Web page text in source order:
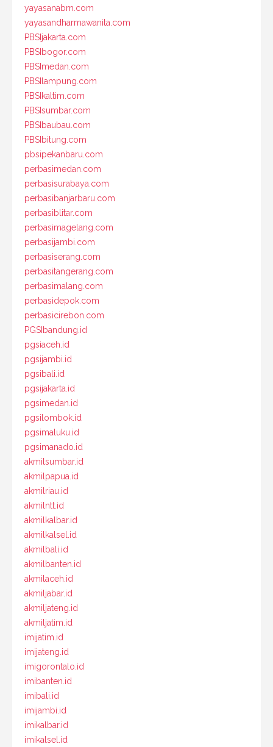
yayasanabm.com
yayasandharmawanita.com
PBSIjakarta.com
PBSIbogor.com
PBSImedan.com
PBSIlampung.com
PBSIkaltim.com
PBSIsumbar.com
PBSIbaubau.com
PBSIbitung.com
pbsipekanbaru.com
perbasimedan.com
perbasisurabaya.com
perbasibanjarbaru.com
perbasiblitar.com
perbasimagelang.com
perbasijambi.com
perbasiserang.com
perbasitangerang.com
perbasimalang.com
perbasidepok.com
perbasicirebon.com
PGSIbandung.id
pgsiaceh.id
pgsijambi.id
pgsibali.id
pgsijakarta.id
pgsimedan.id
pgsilombok.id
pgsimaluku.id
pgsimanado.id
akmilsumbar.id
akmilpapua.id
akmilriau.id
akmilntt.id
akmilkalbar.id
akmilkalsel.id
akmilbali.id
akmilbanten.id
akmilaceh.id
akmiljabar.id
akmiljateng.id
akmiljatim.id
imijatim.id
imijateng.id
imigorontalo.id
imibanten.id
imibali.id
imijambi.id
imikalbar.id
imikalsel.id